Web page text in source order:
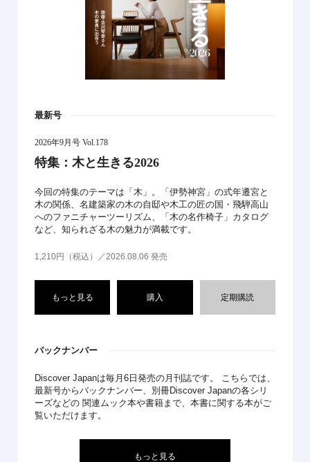
最新号
2026年9月号 Vol.178
特集：木と生きる2026
今回の特集のテーマは「木」。「伊勢神宮」の式年遷宮と
木の関係、名建築家の木の自邸や木工の匠の国・飛騨高山
へのファニチャーツーリズム、「木の名作椅子」カタログ
など、知られざる木の魅力が満載です。
1,210円（税込）／2026.08.06 発売
もっと見る 購入 定期購読
バックナンバー
Discover Japanは毎月6日発売の月刊誌です。 こちらでは、
最新号からバックナンバー、別冊Discover Japanの各シリ
ーズなどの 関連ムック本や書籍まで、本書に関する本がご
覧いただけます。
もっと見る